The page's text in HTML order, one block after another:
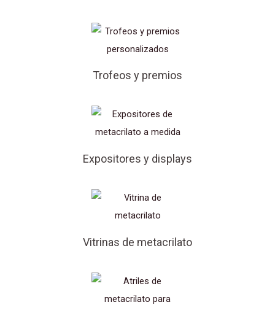
Trofeos y premios
Expositores y displays
Vitrinas de metacrilato